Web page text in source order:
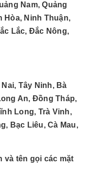
Nam, Quảng
Hòa, Ninh Thuận,
Lắc, Đắc Nông,
Tây Ninh, Bà
An, Đồng Tháp,
Long, Trà Vinh,
Bạc Liêu, Cà Mau,
và tên gọi các mặt